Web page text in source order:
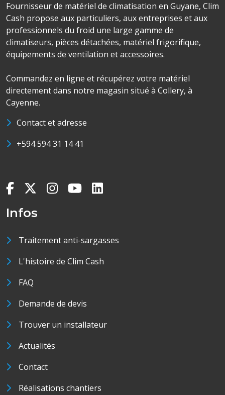
Fournisseur de matériel de climatisation en Guyane, Clim
Cash propose aux particuliers, aux entreprises et aux
professionnels du froid une large gamme de
climatiseurs, pièces détachées, matériel frigorifique,
équipements de ventilation et accessoires.
Commandez en ligne et récupérez votre matériel
directement dans notre magasin situé à Collery, à
Cayenne.
Contact et adresse
+594 594 31 14 41
Infos
Traitement anti-sargasses
L'histoire de Clim Cash
FAQ
Demande de devis
Trouver un installateur
Actualités
Contact
Réalisations chantiers